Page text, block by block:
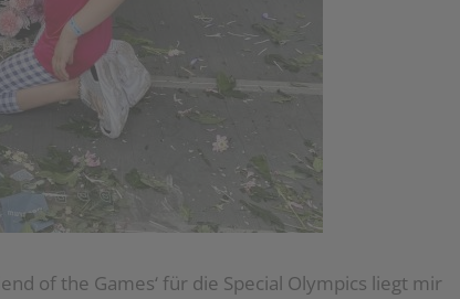
of the Games‘ für die Special Olympics liegt mir